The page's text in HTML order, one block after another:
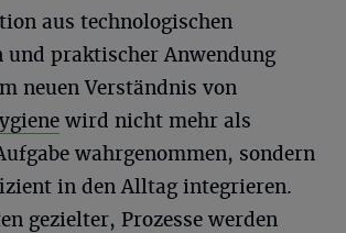
aus technologischen
und praktischer Anwendung
neuen Verständnis von
wird nicht mehr als
wahrgenommen, sondern
in den Alltag integrieren.
gezielter, Prozesse werden